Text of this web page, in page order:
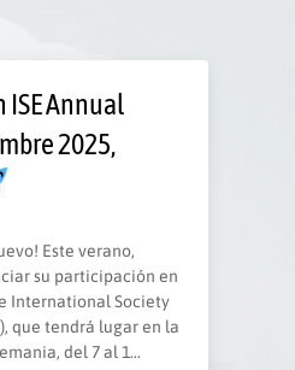
ISE Annual
2025,
Este verano,
su participación en
International Society
que tendrá lugar en la
del 7 al 1…